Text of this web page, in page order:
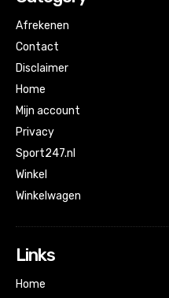
Afrekenen
Contact
Disclaimer
Home
Mijn account
Privacy
Sport247.nl
Winkel
Winkelwagen
Links
Home